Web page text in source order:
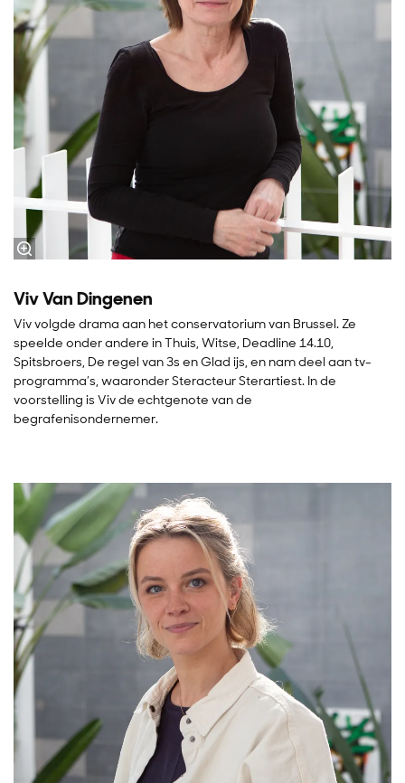
Viv Van Dingenen
Viv volgde drama aan het conservatorium van Brussel. Ze
speelde onder andere in Thuis, Witse, Deadline 14.10,
Spitsbroers, De regel van 3s en Glad ijs, en nam deel aan tv-
programma’s, waaronder Steracteur Sterartiest. In de
voorstelling is Viv de echtgenote van de
begrafenisondernemer.